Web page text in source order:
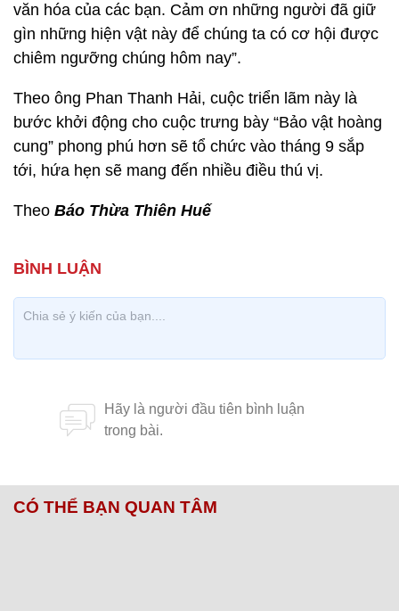
văn hóa của các bạn. Cảm ơn những người đã giữ
gìn những hiện vật này để chúng ta có cơ hội được
chiêm ngưỡng chúng hôm nay”.
Theo ông Phan Thanh Hải, cuộc triển lãm này là
bước khởi động cho cuộc trưng bày “Bảo vật hoàng
cung” phong phú hơn sẽ tổ chức vào tháng 9 sắp
tới, hứa hẹn sẽ mang đến nhiều điều thú vị.
Theo Báo Thừa Thiên Huế
CÓ THỂ BẠN QUAN TÂM